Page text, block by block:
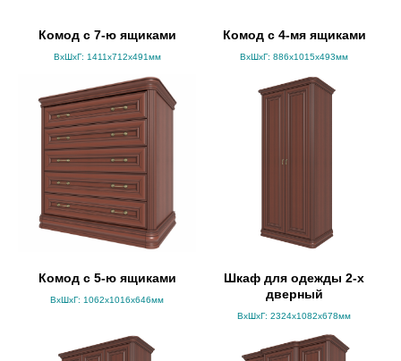
Комод с 7-ю ящиками
ВхШхГ: 1411x712x491мм
Комод с 4-мя ящиками
ВхШхГ: 886x1015x493мм
Комод с 5-ю ящиками
ВхШхГ: 1062x1016x646мм
Шкаф для одежды 2-х
дверный
ВхШхГ: 2324x1082x678мм